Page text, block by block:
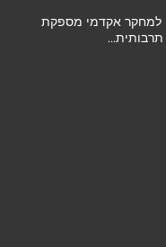
למחקר אקדמי מספקת
תרבותית…